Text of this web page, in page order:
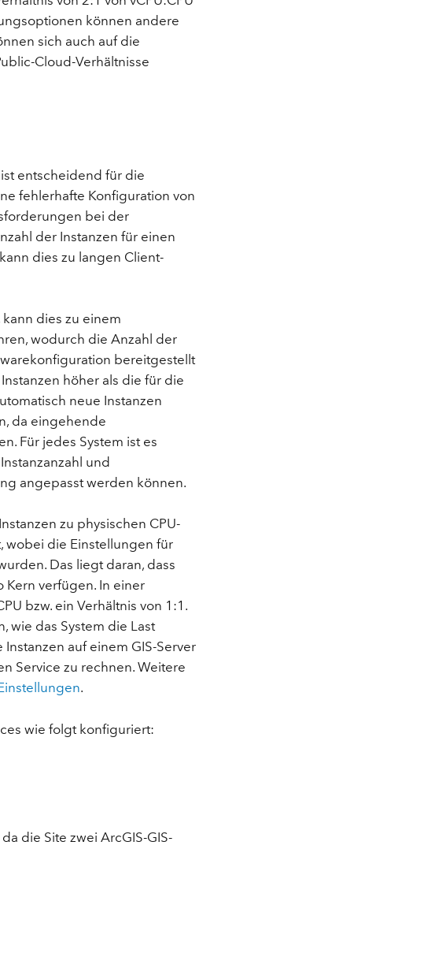
können andere
sich auch auf die
Cloud-Verhältnisse
entscheidend für die
fehlerhafte Konfiguration von
bei der
der Instanzen für einen
dies zu langen Client-
dies zu einem
wodurch die Anzahl der
bereitgestellt
höher als die für die
neue Instanzen
da eingehende
Für jedes System ist es
und
angepasst werden können.
zu physischen CPU-
wobei die Einstellungen für
Das liegt daran, dass
Kern verfügen. In einer
bzw. ein Verhältnis von 1:1.
wie das System die Last
auf einem GIS-Server
Service zu rechnen. Weitere
.
wie folgt konfiguriert:
die Site zwei ArcGIS-GIS-